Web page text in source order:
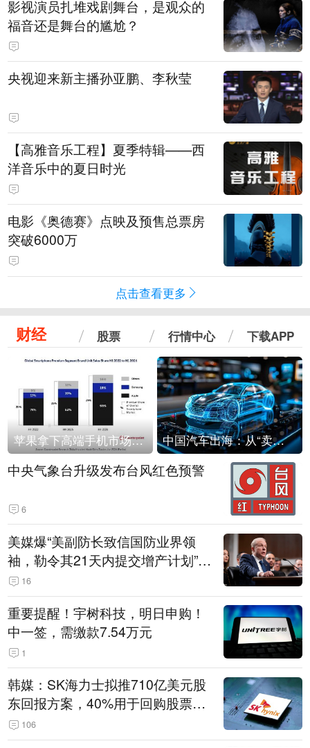
影视演员扎堆戏剧舞台，是观众的
福音还是舞台的尴尬？
央视迎来新主播孙亚鹏、李秋莹
【高雅音乐工程】夏季特辑——西
洋音乐中的夏日时光
电影《奥德赛》点映及预售总票房
突破6000万
点击查看更多
财经 股票 行情中心 下载APP
苹果拿下高端手机市场65%的份额：iPhone 17系列功不可没 中国汽车出海：从“卖出去”到“走进去”
中央气象台升级发布台风红色预警
6
美媒爆“美副防长致信国防业界领
袖，勒令其21天内提交增产计划”，
五角大楼回应
16
重要提醒！宇树科技，明日申购！
中一签，需缴款7.54万元
1
韩媒：SK海力士拟推710亿美元股
东回报方案，40%用于回购股票，
相当于美股发行规模
106